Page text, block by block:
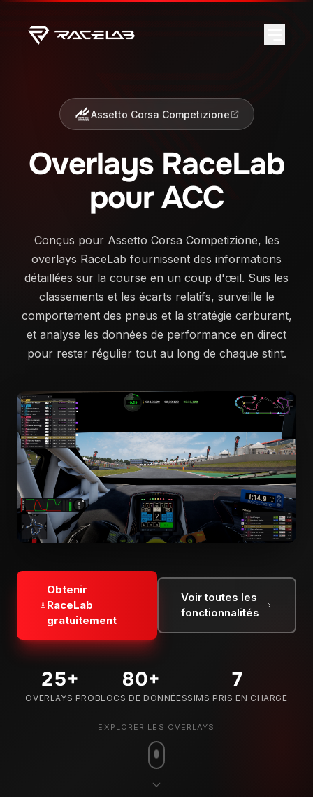
Assetto Corsa Competizione
Overlays RaceLab
pour ACC
Conçus pour Assetto Corsa Competizione, les
overlays RaceLab fournissent des informations
détaillées sur la course en un coup d'œil. Suis les
classements et les écarts relatifs, surveille le
comportement des pneus et la stratégie carburant,
et analyse les données de performance en direct
pour rester régulier tout au long de chaque stint.
Obtenir
RaceLab
gratuitement
Voir toutes les
fonctionnalités
25+
OVERLAYS PRO
80+
BLOCS DE DONNÉES
7
SIMS PRIS EN CHARGE
EXPLORER LES OVERLAYS